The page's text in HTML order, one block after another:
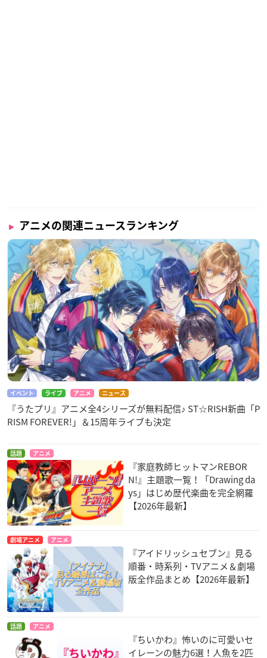
アニメの関連ニュースランキング
イベント ライブ アニメ ニュース
『うたプリ』アニメ全4シリーズが無料配信♪ ST☆RISH新曲「P
RISM FOREVER!」＆15周年ライブも決定
話題 アニメ
『家庭教師ヒットマンREBOR
N!』主題歌一覧！「Drawing da
ys」はじめ歴代楽曲を完全網羅
【2026年最新】
劇場アニメ アニメ
『アイドリッシュセブン』見る
順番・時系列・TVアニメ＆劇場
版全作品まとめ【2026年最新】
話題 アニメ
『ちいかわ』怖いのに可愛いセ
イレーンの魅力6選！人魚を2匹